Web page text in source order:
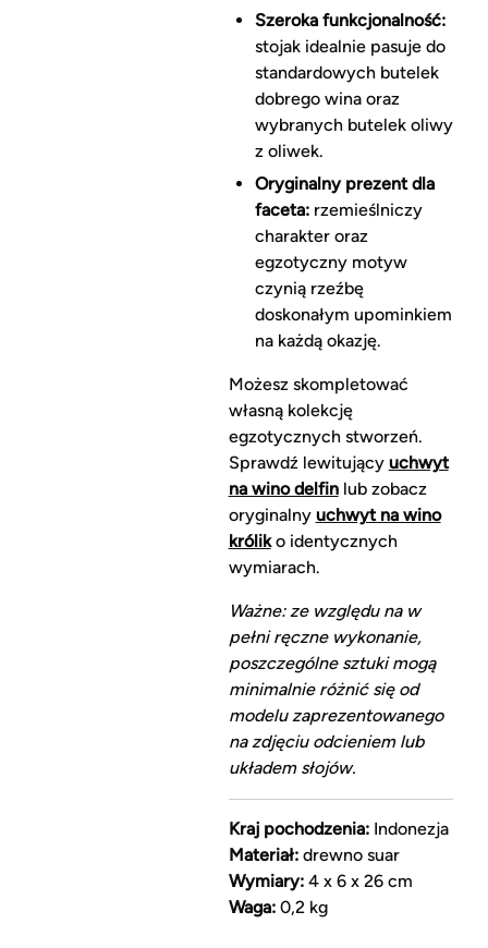
Szeroka funkcjonalność:
stojak idealnie pasuje do
standardowych butelek
dobrego wina oraz
wybranych butelek oliwy
z oliwek.
Oryginalny prezent dla
faceta:rzemieślniczy
charakter oraz
egzotyczny motyw
czynią rzeźbę
doskonałym upominkiem
na każdą okazję.
Możesz skompletować
własną kolekcję
egzotycznych stworzeń.
Sprawdź lewitujący uchwyt
na wino delfinlub zobacz
oryginalny uchwyt na wino
króliko identycznych
wymiarach.
Ważne: ze względu na w
pełni ręczne wykonanie,
poszczególne sztuki mogą
minimalnie różnić się od
modelu zaprezentowanego
na zdjęciu odcieniem lub
układem słojów.
Kraj pochodzenia:Indonezja
Materiał:drewno suar
Wymiary:4 x 6 x 26 cm
Waga:0,2 kg